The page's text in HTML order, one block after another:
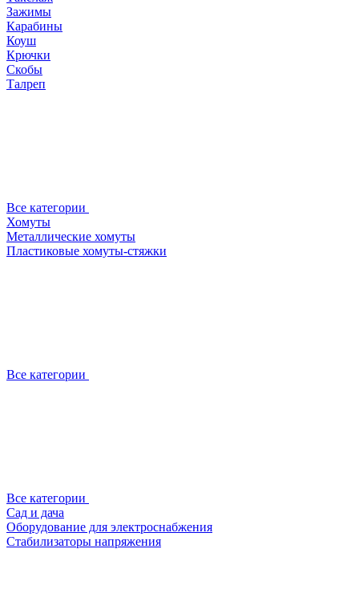
Зажимы
Карабины
Коуш
Крючки
Скобы
Талреп
Все категории
Хомуты
Металлические хомуты
Пластиковые хомуты-стяжки
Все категории
Все категории
Сад и дача
Оборудование для электроснабжения
Стабилизаторы напряжения